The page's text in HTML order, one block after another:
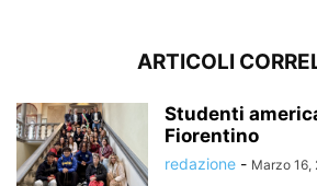
ARTICOLI
Studenti
Fiorentino
redazione - Marzo 16,